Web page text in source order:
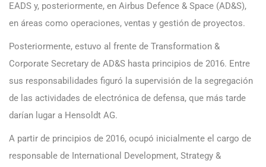
EADS y, posteriormente, en Airbus Defence & Space (AD&S),
en áreas como operaciones, ventas y gestión de proyectos.
Posteriormente, estuvo al frente de Transformation &
Corporate Secretary de AD&S hasta principios de 2016. Entre
sus responsabilidades figuró la supervisión de la segregación
de las actividades de electrónica de defensa, que más tarde
darían lugar a Hensoldt AG.
A partir de principios de 2016, ocupó inicialmente el cargo de
responsable de International Development, Strategy &